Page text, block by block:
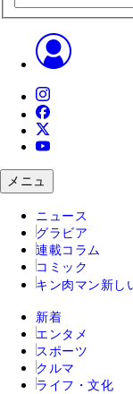
メニュ
ニュース
グラビア
連載コラム
コミック
キン肉マン 新し
新着
エンタメ
スポーツ
クルマ
ライフ・文化